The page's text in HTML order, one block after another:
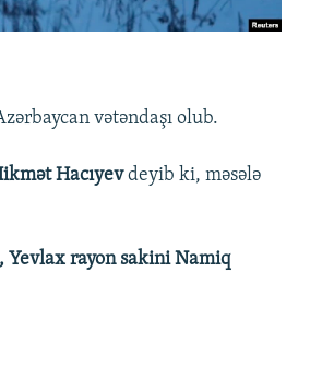
vətəndaşı olub.
Hacıyevdeyib ki, məsələ
Yevlax rayon sakini Namiq